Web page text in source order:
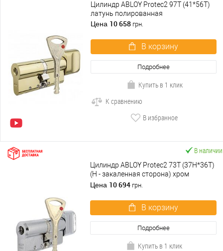
Цилиндр ABLOY Protec2 97T (41*56T)
латунь полированная
Цена 10 658 грн.
В корзину
Подробнее
Купить в 1 клик
К сравнению
В избранное
В наличии
Цилиндр ABLOY Protec2 73T (37H*36T)
(H - закаленная сторона) хром
полированный
Цена 10 694 грн.
В корзину
Подробнее
Купить в 1 клик